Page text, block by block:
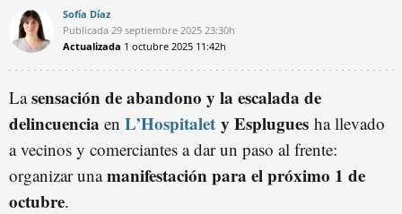
Sofía Díaz
Publicada 29 septiembre 2025 23:30h
Actualizada 1 octubre 2025 11:42h
Lasensación de abandono y la escalada de
delincuencia en L’Hospitalet y Esplugues ha llevado
a vecinos y comerciantes a dar un paso al frente:
organizar unamanifestación para el próximo 1 de
octubre.